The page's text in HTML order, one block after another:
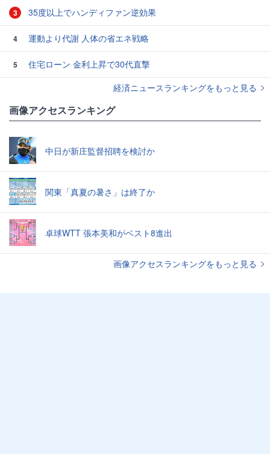
3 35度以上でハンディファン逆効果
4 運動より代謝 人体の省エネ戦略
5
住宅ローン 金利上昇で30代直撃
経済ニュースランキングをもっと見る
画像アクセスランキング
中日が新庄監督招聘を検討か
関東「真夏の暑さ」は終了か
卓球WTT 張本美和がベスト8進出
画像アクセスランキングをもっと見る